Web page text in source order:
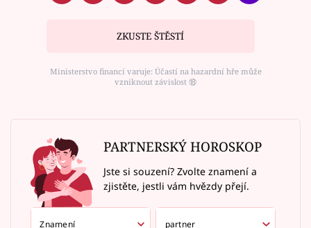
ZKUSTE ŠTĚSTÍ
Ministerstvo financí varuje: Účastí na hazardní hře může
vzniknout závislost ⑱
PARTNERSKÝ HOROSKOP
Jste si souzení? Zvolte znamení a
zjistěte, jestli vám hvězdy přejí.